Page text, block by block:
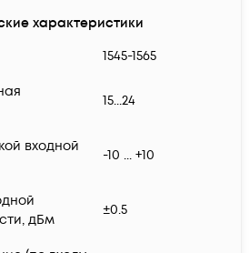
характеристики
1545-1565
15...24
входной
-10 ... +10
дБм
±0.5